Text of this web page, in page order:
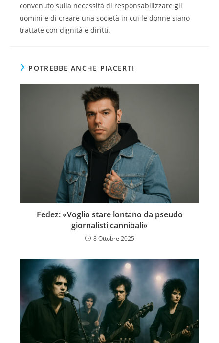
convenuto sulla necessità di responsabilizzare gli
uomini e di creare una società in cui le donne siano
trattate con dignità e diritti.
POTREBBE ANCHE PIACERTI
Fedez: «Voglio stare lontano da pseudo
giornalisti cannibali»
8 Ottobre 2025